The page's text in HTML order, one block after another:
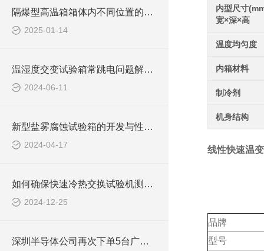
隔爆型高温箱箱体内不同位置的温度存在较大差异原因
2025-01-14
温湿度交变试验箱常跳电问题解决方案
2024-06-11
新型盐雾腐蚀试验箱的开发与性能评估
2024-04-17
如何确保快速冷热交换试验机测试的准确性和可靠性
2024-12-25
深圳半导体公司再次下单5台广皓天快温变箱，品质部总工坦言“真的好用”
内型尺寸
宽×深×高
温度均匀度
内箱材料
制冷剂
机身结构
线性快速温
品牌
型号